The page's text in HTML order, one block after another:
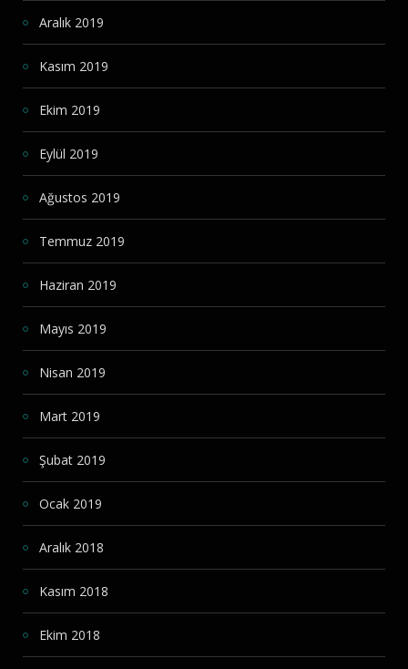
Aralık 2019
Kasım 2019
Ekim 2019
Eylül 2019
Ağustos 2019
Temmuz 2019
Haziran 2019
Mayıs 2019
Nisan 2019
Mart 2019
Şubat 2019
Ocak 2019
Aralık 2018
Kasım 2018
Ekim 2018